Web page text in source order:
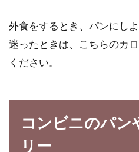
外食をするとき、パンにし
迷ったときは、こちらのカ
ください。
コンビニのパン
リー